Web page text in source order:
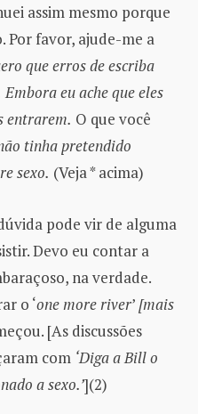
assim mesmo porque
Por favor, ajude-me a
que erros de escriba
Embora eu ache que eles
entrarem. O que você
tinha pretendido
sexo. (Veja * acima)
pode vir de alguma
Devo eu contar a
na verdade.
o ‘one more river’[mais
[As discussões
com ‘Diga a Bill o
a sexo.’](2)